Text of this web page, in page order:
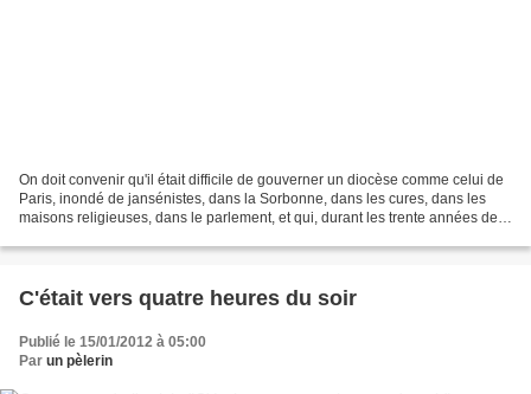
On doit convenir qu'il était difficile de gouverner un diocèse comme celui de
Paris, inondé de jansénistes, dans la Sorbonne, dans les cures, dans les
maisons religieuses, dans le parlement, et qui, durant les trente années de
C'était vers quatre heures du soir
Publié le 15/01/2012 à 05:00
Par un pèlerin